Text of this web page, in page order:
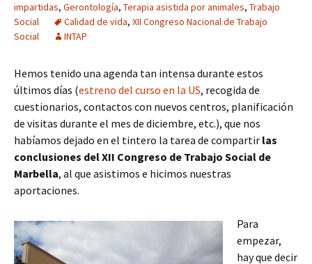
impartidas, Gerontología, Terapia asistida por animales, Trabajo
Social
Calidad de vida, XII Congreso Nacional de Trabajo
Social
INTAP
Hemos tenido una agenda tan intensa durante estos
últimos días (estreno del curso en la US, recogida de
cuestionarios, contactos con nuevos centros, planificación
de visitas durante el mes de diciembre, etc.), que nos
habíamos dejado en el tintero la tarea de compartir las
conclusiones del XII Congreso de Trabajo Social de
Marbella, al que asistimos e hicimos nuestras
aportaciones.
Para
empezar,
hay que decir